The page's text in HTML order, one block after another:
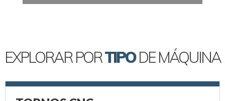
EXPLORAR PORTIPODE MÁQUINA